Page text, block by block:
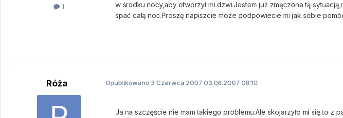
1
w środku nocy,aby otworzył mi dzwi.Jestem już zmęczona tą
spać całą noc.Proszę napiszcie może podpowiecie mi jak sobie
Róża Opublikowano 3 Czerwca 2007 03.06.2007 08:10
Ja na szczęście nie mam takiego problemu.Ale skojarzyło mi się to z